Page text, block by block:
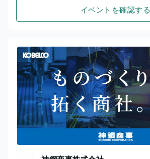
イベントを確認する